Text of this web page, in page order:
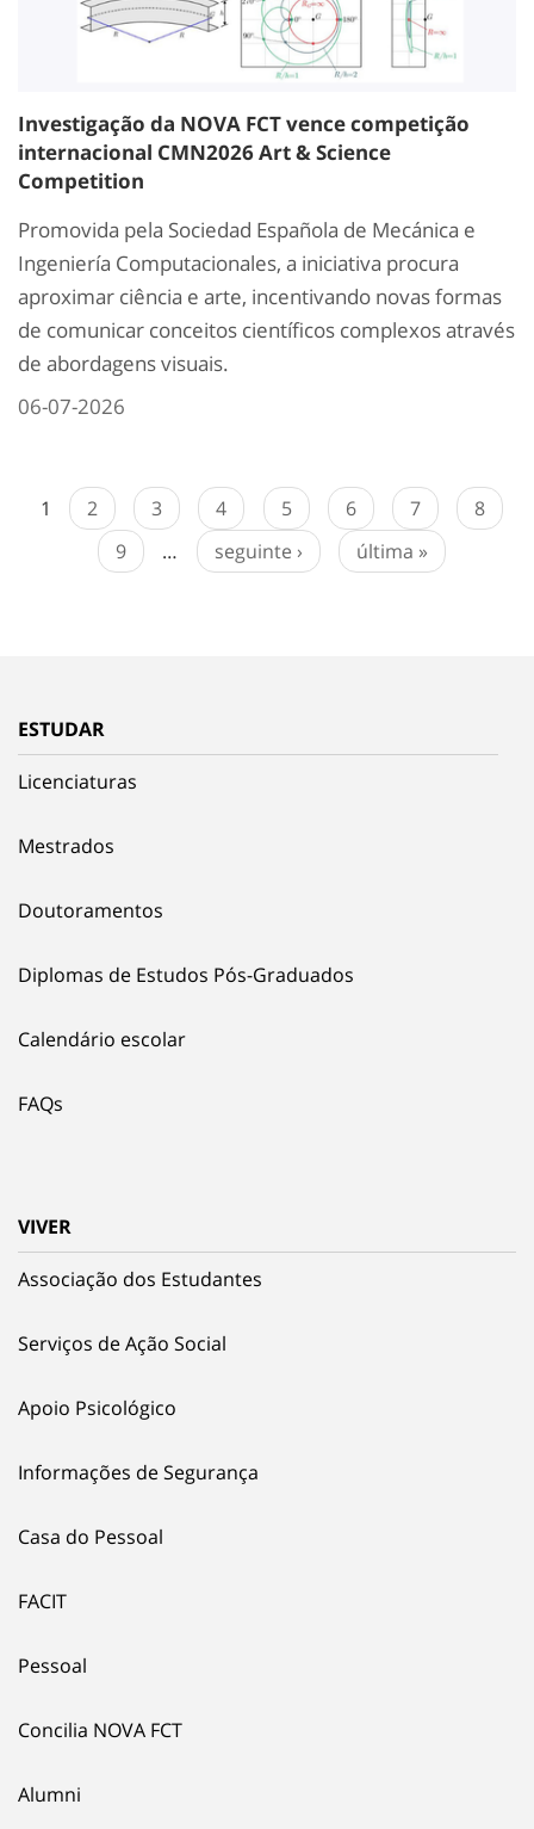
Investigação da NOVA FCT vence competição
internacional CMN2026 Art & Science
Competition
Promovida pela Sociedad Española de Mecánica e
Ingeniería Computacionales, a iniciativa procura
aproximar ciência e arte, incentivando novas formas
de comunicar conceitos científicos complexos através
de abordagens visuais.
06-07-2026
1 2 3 4 5 6 7
8
9
… seguinte › última »
ESTUDAR
Licenciaturas
Mestrados
Doutoramentos
Diplomas de Estudos Pós-Graduados
Calendário escolar
FAQs
VIVER
Associação dos Estudantes
Serviços de Ação Social
Apoio Psicológico
Informações de Segurança
Casa do Pessoal
FACIT
Pessoal
Concilia NOVA FCT
Alumni